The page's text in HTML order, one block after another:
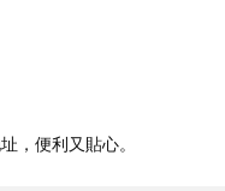
，便利又貼心。